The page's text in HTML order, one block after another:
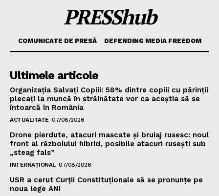
PRESShub
COMUNICATE DE PRESĂ DEFENDING MEDIA FREEDOM
Ultimele articole
Organizația Salvați Copiii: 58% dintre copiii cu părinții
plecați la muncă în străinătate vor ca aceștia să se
întoarcă în România
ACTUALITATE 07/08/2026
Drone pierdute, atacuri mascate și bruiaj rusesc: noul
front al războiului hibrid, posibile atacuri rusești sub
„steag fals”
INTERNAȚIONAL 07/08/2026
USR a cerut Curții Constituționale să se pronunțe pe
noua lege ANI